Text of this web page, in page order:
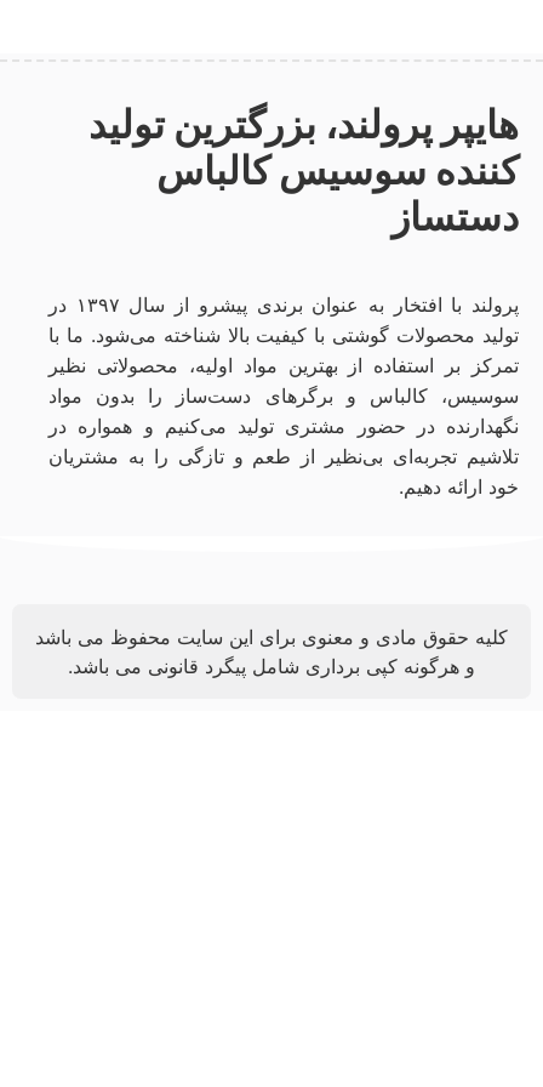
هایپر پرولند، بزرگترین تولید
کننده سوسیس کالباس
دستساز
پرولند با افتخار به عنوان برندی پیشرو از سال ۱۳۹۷ در
تولید محصولات گوشتی با کیفیت بالا شناخته می‌شود. ما با
تمرکز بر استفاده از بهترین مواد اولیه، محصولاتی نظیر
سوسیس، کالباس و برگرهای دست‌ساز را بدون مواد
نگهدارنده در حضور مشتری تولید می‌کنیم و همواره در
تلاشیم تجربه‌ای بی‌نظیر از طعم و تازگی را به مشتریان
خود ارائه دهیم.
کلیه حقوق مادی و معنوی برای این سایت محفوظ می باشد
و هرگونه کپی برداری شامل پیگرد قانونی می باشد.